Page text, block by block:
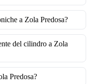
a Zola Predosa?
del cilindro a Zola
Predosa?